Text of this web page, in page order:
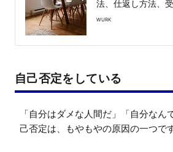
法、仕返し方法、
WURK
自己否定をしている
「自分はダメな人間だ」「自分なん
己否定は、もやもやの原因の一つです